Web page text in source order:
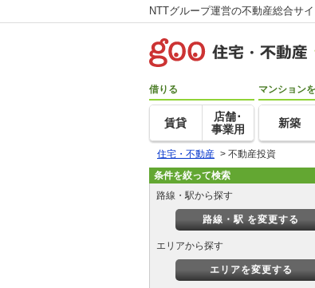
NTTグループ運営の不動産総合サ
借りる
賃貸
店舗･
事業用
マンション
新築
住宅・不動産 > 不動産投資
条件を絞って検索
路線・駅から探す
路線・駅 を変更する
エリアから探す
エリアを変更する